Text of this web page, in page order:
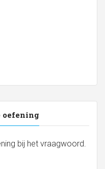
oefening
bij het vraagwoord.